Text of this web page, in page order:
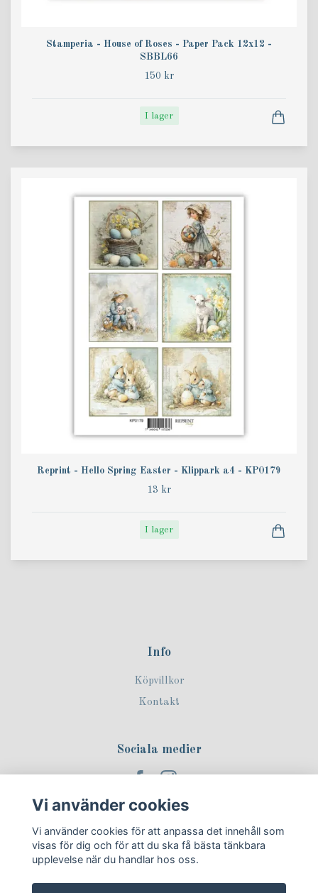
Stamperia - House of Roses - Paper Pack 12x12 -
SBBL66
150 kr
I lager
Reprint - Hello Spring Easter - Klippark a4 - KP0179
13 kr
I lager
Info
Köpvillkor
Kontakt
Sociala medier
Prenumerera på vårt nyhetsbrev!
Vi använder cookies
Vi använder cookies för att anpassa det innehåll som
visas för dig och för att du ska få bästa tänkbara
upplevelse när du handlar hos oss.